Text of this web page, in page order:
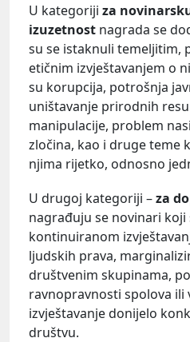
U kategoriji za
izuzetnost nagrada se
su se istaknuli temeljitim,
etičnim izvještavanjem o
su korupcija, potrošnja
uništavanje prirodnih
manipulacije, problem
zločina, kao i druge teme
njima rijetko, odnosno
U drugoj kategoriji –za
nagrađuju se novinari koji
kontinuiranom
ljudskih prava,
društvenim skupinama,
ravnopravnosti spolova ili
izvještavanje donijelo
društvu.